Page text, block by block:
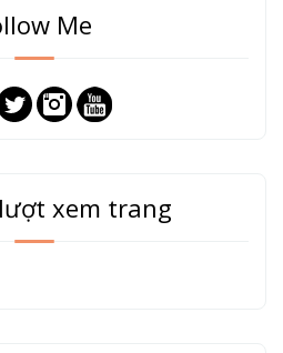
Me
xem trang